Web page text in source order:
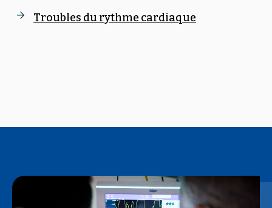
Troubles du rythme cardiaque